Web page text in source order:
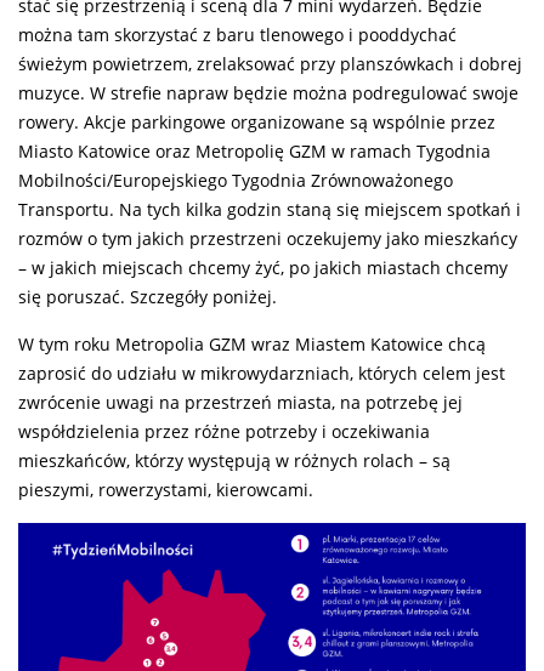
stać się przestrzenią i sceną dla 7 mini wydarzeń. Będzie
można tam skorzystać z baru tlenowego i pooddychać
świeżym powietrzem, zrelaksować przy planszówkach i dobrej
muzyce. W strefie napraw będzie można podregulować swoje
rowery. Akcje parkingowe organizowane są wspólnie przez
Miasto Katowice oraz Metropolię GZM w ramach Tygodnia
Mobilności/Europejskiego Tygodnia Zrównoważonego
Transportu. Na tych kilka godzin staną się miejscem spotkań i
rozmów o tym jakich przestrzeni oczekujemy jako mieszkańcy
– w jakich miejscach chcemy żyć, po jakich miastach chcemy
się poruszać. Szczegóły poniżej.
W tym roku Metropolia GZM wraz Miastem Katowice chcą
zaprosić do udziału w mikrowydarzniach, których celem jest
zwrócenie uwagi na przestrzeń miasta, na potrzebę jej
współdzielenia przez różne potrzeby i oczekiwania
mieszkańców, którzy występują w różnych rolach – są
pieszymi, rowerzystami, kierowcami.